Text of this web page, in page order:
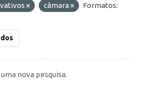
câmara
Formatos:
nova pesquisa.